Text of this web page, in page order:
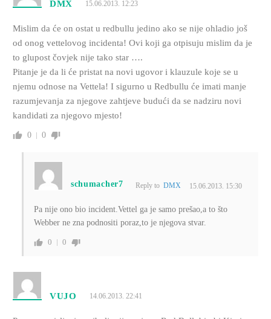
DMX 15.06.2013. 12:23
Mislim da će on ostat u redbullu jedino ako se nije ohladio još
od onog vettelovog incidenta! Ovi koji ga otpisuju mislim da je
to glupost čovjek nije tako star ….
Pitanje je da li će pristat na novi ugovor i klauzule koje se u
njemu odnose na Vettela! I sigurno u Redbullu će imati manje
razumjevanja za njegove zahtjeve budući da se nadziru novi
kandidati za njegovo mjesto!
0 0
schumacher7 Reply to DMX 15.06.2013. 15:30
Pa nije ono bio incident.Vettel ga je samo prešao,a to što
Webber ne zna podnositi poraz,to je njegova stvar.
0 0
VUJO 14.06.2013. 22:41